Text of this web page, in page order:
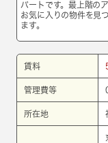
パートです。最上階の
お気に入りの物件を見
ます。
賃料
管理費等
所在地